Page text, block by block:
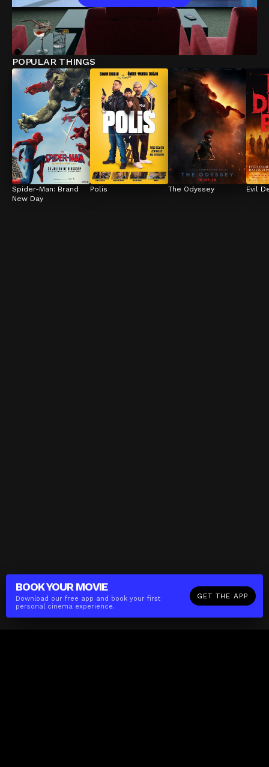
BOOK YOUR MOVIE
Download our free app and book your first
personal cinema experience.
GET THE APP
POPULAR THINGS
Spider-Man: Brand
New Day
Polis The Odyssey Evil